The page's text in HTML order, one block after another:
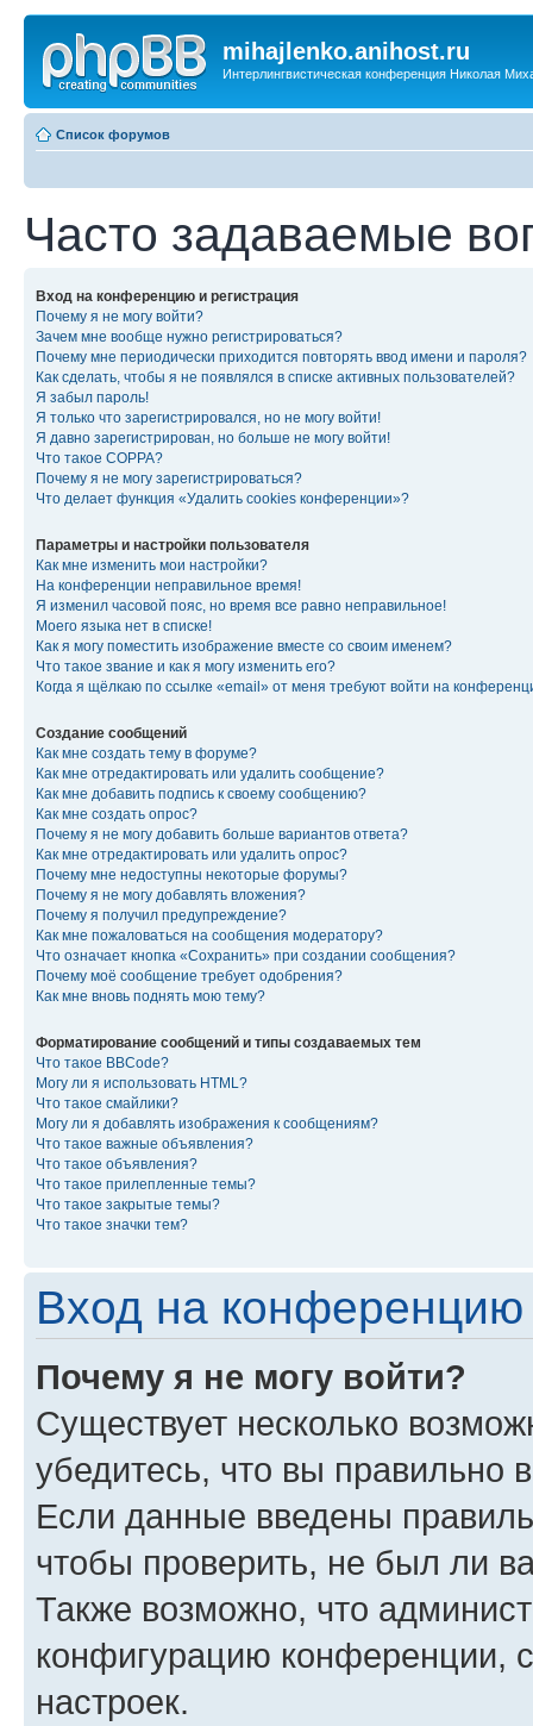
mihajlenko.anihost.ru
Интерлингвистическая конференция Николая
Список форумов
Часто задаваемые
Вход на конференцию и регистрация
Почему я не могу войти?
Зачем мне вообще нужно регистрироваться?
Почему мне периодически приходится повторять ввод имени и пароля?
Как сделать, чтобы я не появлялся в списке активных пользователей?
Я забыл пароль!
Я только что зарегистрировался, но не могу войти!
Я давно зарегистрирован, но больше не могу войти!
Что такое COPPA?
Почему я не могу зарегистрироваться?
Что делает функция «Удалить cookies конференции»?
Параметры и настройки пользователя
Как мне изменить мои настройки?
На конференции неправильное время!
Я изменил часовой пояс, но время все равно неправильное!
Моего языка нет в списке!
Как я могу поместить изображение вместе со своим именем?
Что такое звание и как я могу изменить его?
Когда я щёлкаю по ссылке «email» от меня требуют войти на
Создание сообщений
Как мне создать тему в форуме?
Как мне отредактировать или удалить сообщение?
Как мне добавить подпись к своему сообщению?
Как мне создать опрос?
Почему я не могу добавить больше вариантов ответа?
Как мне отредактировать или удалить опрос?
Почему мне недоступны некоторые форумы?
Почему я не могу добавлять вложения?
Почему я получил предупреждение?
Как мне пожаловаться на сообщения модератору?
Что означает кнопка «Сохранить» при создании сообщения?
Почему моё сообщение требует одобрения?
Как мне вновь поднять мою тему?
Форматирование сообщений и типы создаваемых тем
Что такое BBCode?
Могу ли я использовать HTML?
Что такое смайлики?
Могу ли я добавлять изображения к сообщениям?
Что такое важные объявления?
Что такое объявления?
Что такое прилепленные темы?
Что такое закрытые темы?
Что такое значки тем?
Вход на конференцию
Почему я не могу войти?
Существует несколько
убедитесь, что вы правильно
Если данные введены
чтобы проверить, не был ли
Также возможно, что
конфигурацию конференции,
настроек.